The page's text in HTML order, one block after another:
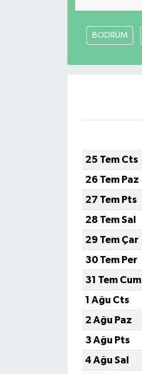
BODRUM
25 Tem Cts
26 Tem Paz
27 Tem Pts
28 Tem Sal
29 Tem Çar
30 Tem Per
31 Tem Cum
1 Ağu Cts
2 Ağu Paz
3 Ağu Pts
4 Ağu Sal